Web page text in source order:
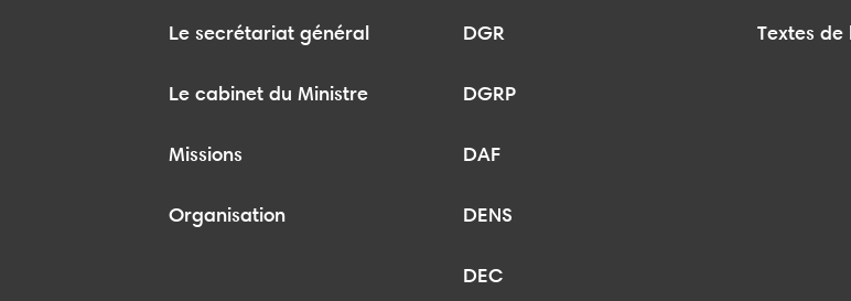
Textes de
DGR
DGRP
DAF
DENS
DEC
Le secrétariat général
Le cabinet du Ministre
Missions
Organisation